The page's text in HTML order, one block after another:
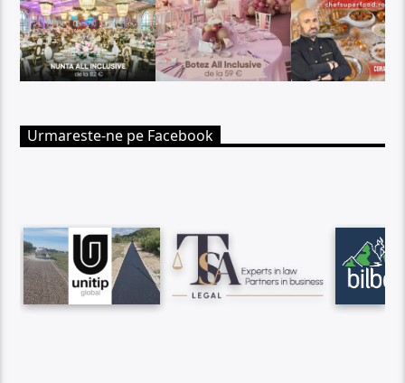
Urmareste-ne pe Facebook